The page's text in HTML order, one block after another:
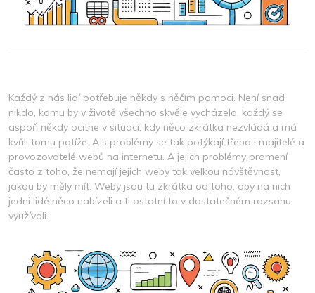
Každý z nás lidí potřebuje někdy s něčím pomoci. Není snad
nikdo, komu by v životě všechno skvěle vycházelo, každý se
aspoň někdy ocitne v situaci, kdy něco zkrátka nezvládá a má
kvůli tomu potíže. A s problémy se tak potýkají třeba i majitelé a
provozovatelé webů na internetu. A jejich problémy pramení
často z toho, že nemají jejich weby tak velkou návštěvnost,
jakou by měly mít. Weby jsou tu zkrátka od toho, aby na nich
jedni lidé něco nabízeli a ti ostatní to v dostatečném rozsahu
využívali.